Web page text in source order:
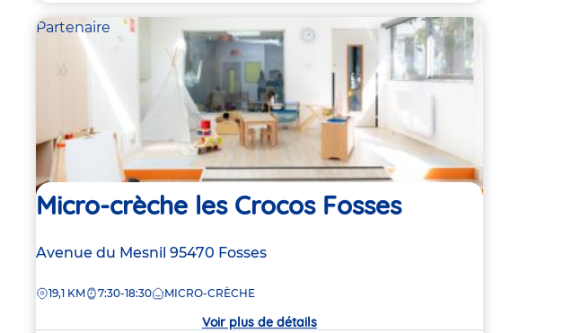
Partenaire
Micro-crèche les Crocos Fosses
Adresse
la
Avenue du Mesnil 95470 Fosses
DISTANCE
19,1 KM 7:30-18:30 MICRO-CRÈCHE
Voir plus de détails